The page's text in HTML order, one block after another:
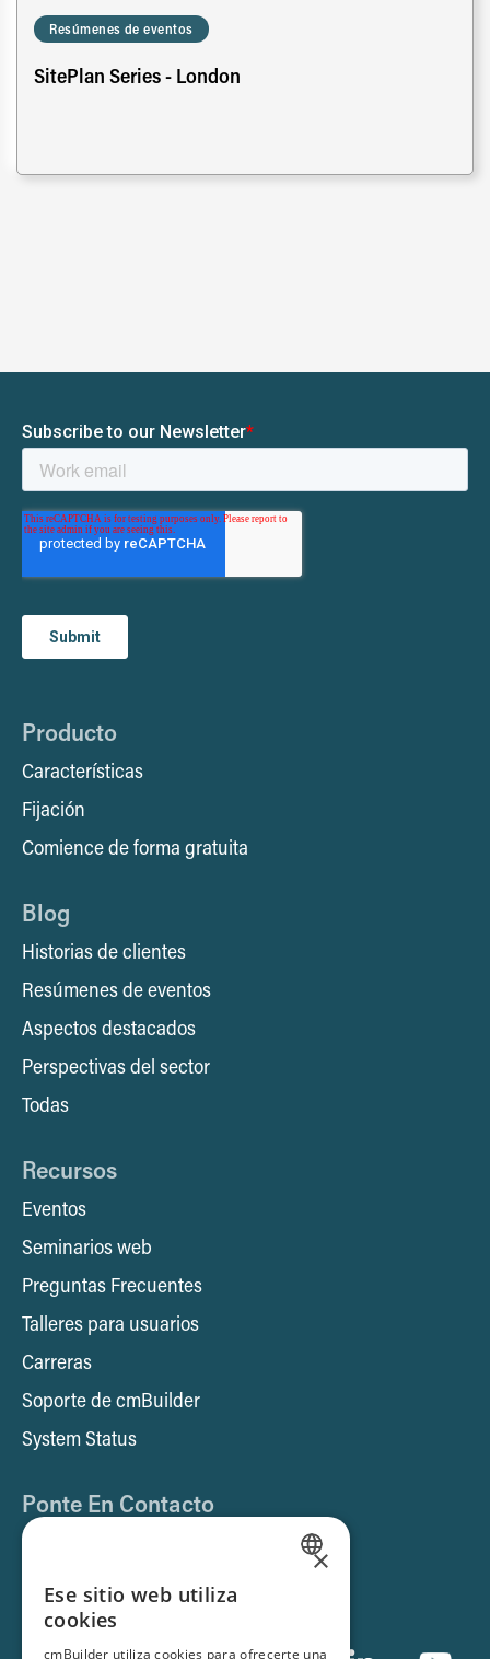
Resúmenes de eventos
SitePlan Series - London
Producto
Características
Fijación
Comience de forma gratuita
Blog
Historias de clientes
Resúmenes de eventos
Aspectos destacados
Perspectivas del sector
Todas
Recursos
Eventos
Seminarios web
Preguntas Frecuentes
Talleres para usuarios
Carreras
Soporte de cmBuilder
System Status
Ponte En Contacto
Póngase en contacto con nosotros
Reserve una demo
×
Ese sitio web utiliza
cookies
cmBuilder utiliza cookies para ofrecerte una